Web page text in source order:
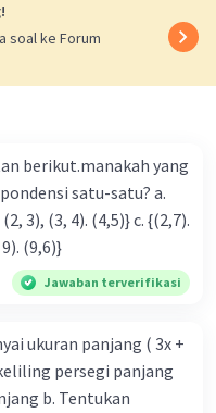
soal ke Forum
berikut.manakah yang
(7, 9). (9,6)}
Jawaban terverifikasi
ukuran panjang ( 3x +
persegi panjang
b. Tentukan